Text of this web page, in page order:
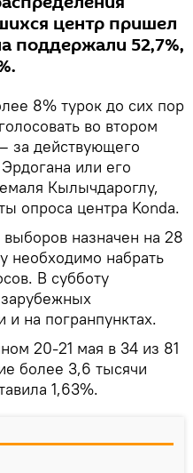
центр пришел
поддержали 52,7%,
8% турок до сих пор
во втором
за действующего
или его
Кылычдароглу,
опроса центра Konda.
назначен на 28
необходимо набрать
В субботу
зарубежных
и на погранпунктах.
20-21 мая в 34 из 81
более 3,6 тысячи
1,63%.